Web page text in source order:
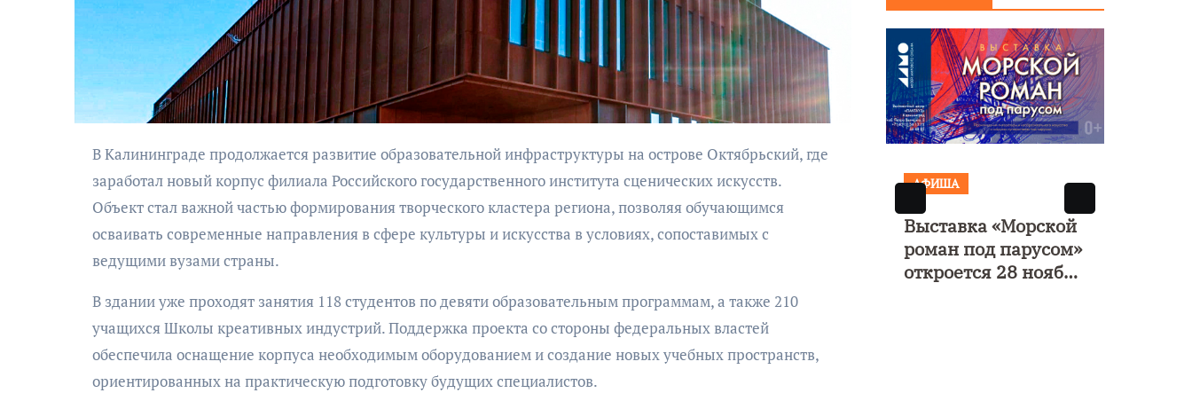
В Калининграде продолжается развитие образовательной инфраструктуры на острове Октябрьский, где
заработал новый корпус филиала Российского государственного института сценических искусств.
Объект стал важной частью формирования творческого кластера региона, позволяя обучающимся
осваивать современные направления в сфере культуры и искусства в условиях, сопоставимых с
ведущими вузами страны.
В здании уже проходят занятия 118 студентов по девяти образовательным программам, а также 210
учащихся Школы креативных индустрий. Поддержка проекта со стороны федеральных властей
обеспечила оснащение корпуса необходимым оборудованием и создание новых учебных пространств,
ориентированных на практическую подготовку будущих специалистов.
бурана
сообщения о
минировании
Янтарь»
в четыре
АФИША
КУЛЬТУРА
ОБЩЕСТВО
Николай Патрушев
проведение в
Калининграде
морского фестиваля
«Открытое море»
АФИША
КУЛЬТУРА
ОБЩЕСТВО
«Открытое море»
объявили даты его
проведения!
АФИША
В Калининграде
каникулы на
Балтике»
АФИША
Выставка «Морской
роман под парусом»
откроется 28 ноября